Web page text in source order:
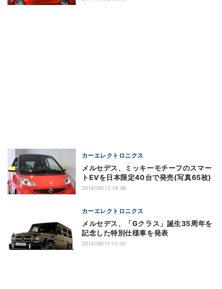
カーエレクトロニクス
メルセデス、ミッキーモチーフのスマー
トEVを日本限定40台で発売(写真65枚)
2014/09/12 16:48
カーエレクトロニクス
メルセデス、「Gクラス」誕生35周年を
記念した特別仕様車を発表
2014/09/11 10:00